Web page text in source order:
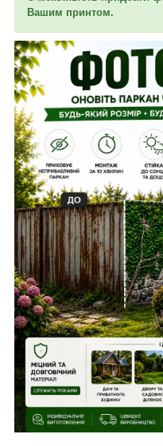
Вашим принтом.